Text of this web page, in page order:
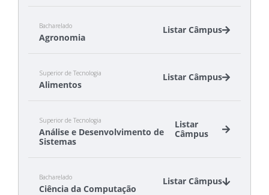
Bacharelado
Agronomia
Listar Câmpus
Câmpus São Miguel do Oeste
Superior de Tecnologia
Alimentos
Listar Câmpus
Câmpus São Miguel do Oeste
Superior de Tecnologia
Análise e Desenvolvimento de
Sistemas
Listar
Câmpus
Câmpus Gaspar
Bacharelado
Ciência da Computação
Listar Câmpus